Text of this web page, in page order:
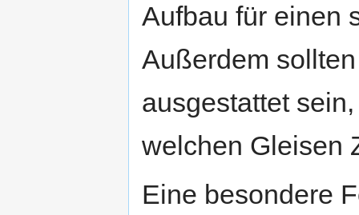
Aufbau für einen
Außerdem
ausgestattet
welchen Gleisen
Eine besondere